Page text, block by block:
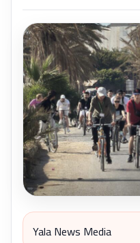
Yala News Media